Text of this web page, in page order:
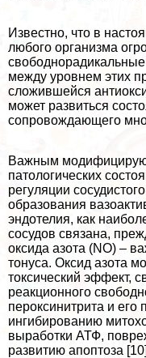
Известно, что в
любого организма
между уровнем этих
сложившейся
может развиться
сопровождающего
Важным
патологических
регуляции
образования
эндотелия, как
сосудов связана,
оксида азота (NO) –
тонуса. Оксид азота
токсический эффект,
реакционного
пероксинитрита и его
ингибированию
выработки АТФ,
развитию апоптоза